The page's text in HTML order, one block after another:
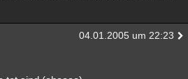
04.01.2005 um 22:23